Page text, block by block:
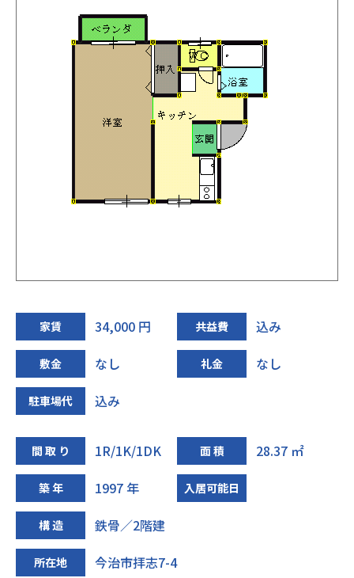
家賃 34,000 円 共益費 込み
敷金 なし 礼金 なし
駐車場代 込み
間 取 り 1R/1K/1DK 面 積 28.37 ㎡
築 年 1997 年 入居可能日
構 造 鉄骨／2階建
所在地
今治市拝志7-4